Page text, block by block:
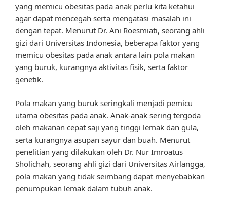
yang memicu obesitas pada anak perlu kita ketahui
agar dapat mencegah serta mengatasi masalah ini
dengan tepat. Menurut Dr. Ani Roesmiati, seorang ahli
gizi dari Universitas Indonesia, beberapa faktor yang
memicu obesitas pada anak antara lain pola makan
yang buruk, kurangnya aktivitas fisik, serta faktor
genetik.
Pola makan yang buruk seringkali menjadi pemicu
utama obesitas pada anak. Anak-anak sering tergoda
oleh makanan cepat saji yang tinggi lemak dan gula,
serta kurangnya asupan sayur dan buah. Menurut
penelitian yang dilakukan oleh Dr. Nur Imroatus
Sholichah, seorang ahli gizi dari Universitas Airlangga,
pola makan yang tidak seimbang dapat menyebabkan
penumpukan lemak dalam tubuh anak.